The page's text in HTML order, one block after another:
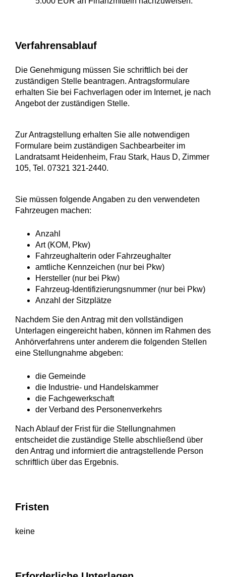
Verfahrensablauf
Die Genehmigung müssen Sie schriftlich bei der
zuständigen Stelle beantragen. Antragsformulare
erhalten Sie bei Fachverlagen oder im Internet, je nach
Angebot der zuständigen Stelle.
Zur Antragstellung erhalten Sie alle notwendigen
Formulare beim zuständigen Sachbearbeiter im
Landratsamt Heidenheim, Frau Stark, Haus D, Zimmer
105, Tel. 07321 321-2440.
Sie müssen folgende Angaben zu den verwendeten
Fahrzeugen machen:
Anzahl
Art (KOM, Pkw)
Fahrzeughalterin oder Fahrzeughalter
amtliche Kennzeichen (nur bei Pkw)
Hersteller (nur bei Pkw)
Fahrzeug-Identifizierungsnummer (nur bei Pkw)
Anzahl der Sitzplätze
Nachdem Sie den Antrag mit den vollständigen
Unterlagen eingereicht haben, können im Rahmen des
Anhörverfahrens unter anderem die folgenden Stellen
eine Stellungnahme abgeben:
die Gemeinde
die Industrie- und Handelskammer
die Fachgewerkschaft
der Verband des Personenverkehrs
Nach Ablauf der Frist für die Stellungnahmen
entscheidet die zuständige Stelle abschließend über
den Antrag und informiert die antragstellende Person
schriftlich über das Ergebnis.
Fristen
keine